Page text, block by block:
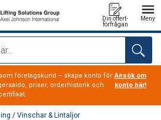
Din offert-
förfrågan
Meny
företagskund – skapa konto för
priser, orderhistorik och
Ansök om
konto här!
/ Vinschar & Lintaljor